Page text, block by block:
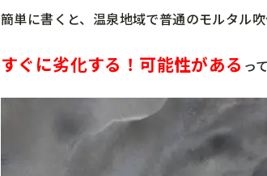
簡単に書くと、温泉地域で普通のモルタル
すぐに劣化する！可能性がある っ